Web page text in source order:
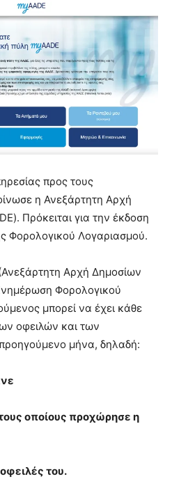
προς τους
η Ανεξάρτητη Αρχή
Πρόκειται για την έκδοση
Φορολογικού Λογαριασμού.
Αρχή Δημοσίων
Φορολογικού
μπορεί να έχει κάθε
οφειλών και των
μήνα, δηλαδή:
οποίους προχώρησε η
του.